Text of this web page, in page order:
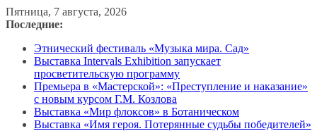
Перейти
к
Пятница, 7 августа, 2026
Последние:
Этнический фестиваль «Музыка мира. Сад»
Выставка Intervals Exhibition запускает
просветительскую программу
Премьера в «Мастерской»: «Преступление и наказание»
с новым курсом Г.М. Козлова
Выставка «Мир флоксов» в Ботаническом
Выставка «Имя героя. Потерянные судьбы победителей»